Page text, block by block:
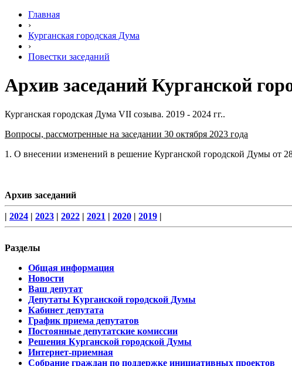
Главная
›
Курганская городская Дума
›
Повестки заседаний
Архив заседаний Курганской
Курганская городская Дума VII созыва. 2019 - 2024 гг..
Вопросы, рассмотренные на заседании 30 октября 2023 года
1. О внесении изменений в решение Курганской городской Думы от
Архив заседаний
| 2024 | 2023 | 2022 | 2021 | 2020 | 2019 |
Разделы
Общая информация
Новости
Ваш депутат
Депутаты Курганской городской Думы
Кабинет депутата
График приема депутатов
Постоянные депутатские комиссии
Решения Курганской городской Думы
Интернет-приемная
Собрание граждан по поддержке инициативных проектов